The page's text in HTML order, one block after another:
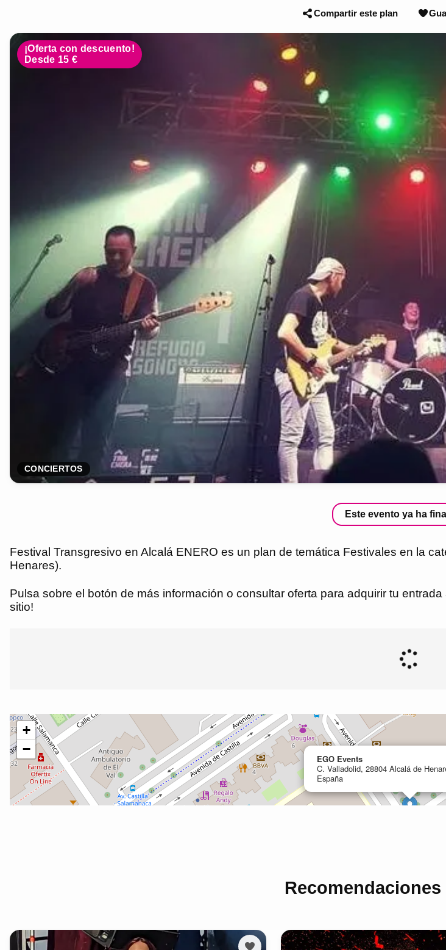
Compartir este plan
¡Oferta con descuento!
Desde 15 €
CONCIERTOS
Este evento ya ha
Festival Transgresivo en Alcalá ENERO es un plan de temática Festivales en la
Henares).
Pulsa sobre el botón de más información o consultar oferta para adquirir tu
sitio!